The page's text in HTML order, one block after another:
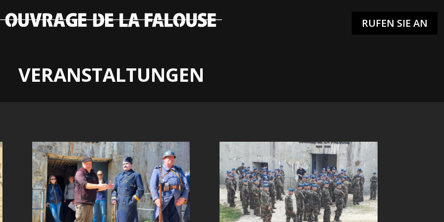
RUFEN SIE AN
VERANSTALTUNGEN